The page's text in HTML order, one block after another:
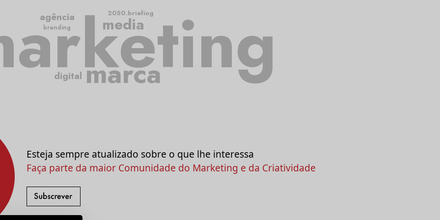
marca
media
agência
digital
2050.briefing
branding
Esteja sempre atualizado sobre o que lhe interessa
Faça parte da maior Comunidade do Marketing e da Criatividade